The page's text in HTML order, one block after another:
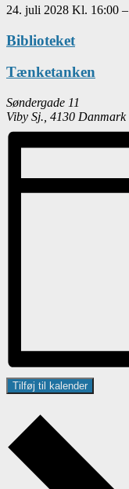
24. juli 2028 Kl. 16:00 –
Biblioteket
Tænketanken
Søndergade 11
Viby Sj. 4130 Danmark
Tilføj til kalender